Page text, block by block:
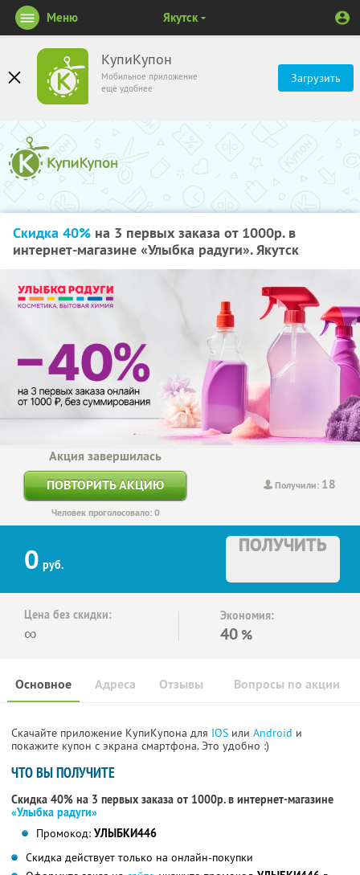
КупиКупон
Мобильное приложение
ещё удобнее
Загрузить
Меню Якутск
Скидка 40% на 3 первых заказа от 1000р. в
интернет-магазине «Улыбка радуги». Якутск
Получили: 18
Акция завершилась
ПОВТОРИТЬ АКЦИЮ
Человек проголосовало: 0
0 руб.
ПОЛУЧИТЬ
Цена без скидки:
∞
Экономия:
40 %
Основное Отзывы Вопросы по акции
Адреса
Скачайте приложение КупиКупона для IOS или Android и
покажите купон с экрана смартфона. Это удобно :)
ЧТО ВЫ ПОЛУЧИТЕ
Скидка 40% на 3 первых заказа от 1000р. в интернет-магазине
«Улыбка радуги»
Промокод: УЛЫБКИ446
Скидка действует только на онлайн-покупки